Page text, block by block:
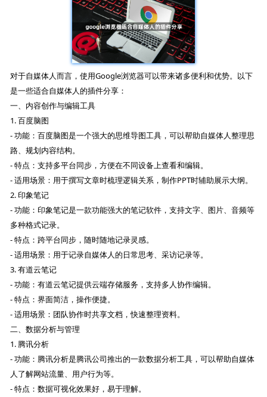
对于自媒体人而言，使用Google浏览器可以带来诸多便利和优势。以下
是一些适合自媒体人的插件分享：
一、内容创作与编辑工具
1. 百度脑图
- 功能：百度脑图是一个强大的思维导图工具，可以帮助自媒体人整理思
路、规划内容结构。
- 特点：支持多平台同步，方便在不同设备上查看和编辑。
- 适用场景：用于撰写文章时梳理逻辑关系，制作PPT时辅助展示大纲。
2. 印象笔记
- 功能：印象笔记是一款功能强大的笔记软件，支持文字、图片、音频等
多种格式记录。
- 特点：跨平台同步，随时随地记录灵感。
- 适用场景：用于记录自媒体人的日常思考、采访记录等。
3. 有道云笔记
- 功能：有道云笔记提供云端存储服务，支持多人协作编辑。
- 特点：界面简洁，操作便捷。
- 适用场景：团队协作时共享文档，快速整理资料。
二、数据分析与管理
1. 腾讯分析
- 功能：腾讯分析是腾讯公司推出的一款数据分析工具，可以帮助自媒体
人了解网站流量、用户行为等。
- 特点：数据可视化效果好，易于理解。